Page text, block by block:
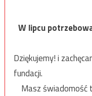
W lipcu
Dziękujemy! i
fundacji.
Masz